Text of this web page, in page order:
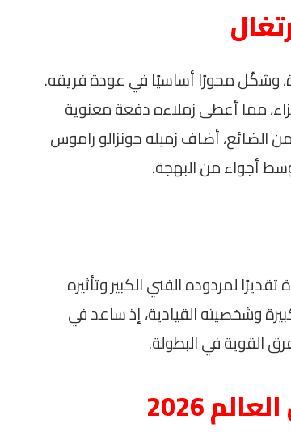
وشكّل محورًا أساسيًا في عودة فريقه.
مما أعطى زملاءه دفعة معنوية
الضائع، أضاف زميله جونزالو راموس
وسط أجواء من البهجة.
لمردوده الفني الكبير وتأثيره
وشخصيته القيادية، إذ ساعد في
القوية في البطولة.
2026